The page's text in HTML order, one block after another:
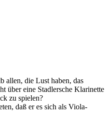
allen, die Lust haben, das
über eine Stadlersche Klarinette
zu spielen?
daß er es sich als Viola-